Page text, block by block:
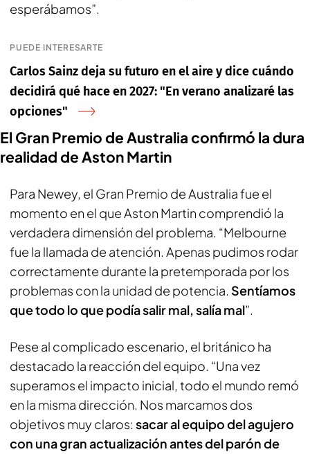
esperábamos”.
PUEDE INTERESARTE
Carlos Sainz deja su futuro en el aire y dice cuándo
decidirá qué hace en 2027: "En verano analizaré las
opciones"
El Gran Premio de Australia confirmó la dura
realidad de Aston Martin
Para Newey, el Gran Premio de Australia fue el
momento en el que Aston Martin comprendió la
verdadera dimensión del problema. “Melbourne
fue la llamada de atención. Apenas pudimos rodar
correctamente durante la pretemporada por los
problemas con la unidad de potencia. Sentíamos
que todo lo que podía salir mal, salía mal”.
Pese al complicado escenario, el británico ha
destacado la reacción del equipo. “Una vez
superamos el impacto inicial, todo el mundo remó
en la misma dirección. Nos marcamos dos
objetivos muy claros: sacar al equipo del agujero
con una gran actualización antes del parón de